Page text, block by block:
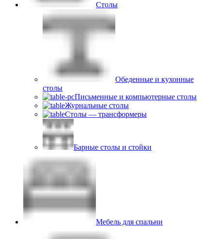
Столы
Обеденные и кухонные
столы
Письменные и компьютерные столы
Журнальные столы
Столы — трансформеры
Барные столы и стойки
Мебель для спальни